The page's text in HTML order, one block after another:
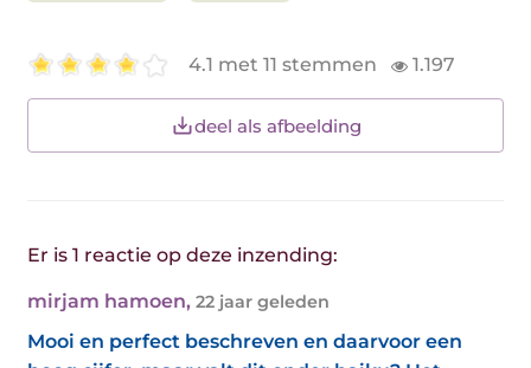
4.1 met 11 stemmen 1.197
deel als afbeelding
Er is 1 reactie op deze inzending:
mirjam hamoen, 22 jaar geleden
Mooi en perfect beschreven en daarvoor een